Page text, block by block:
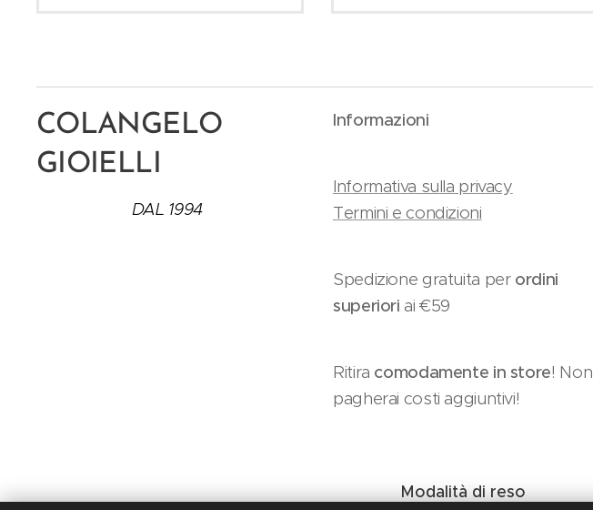
COLANGELO
GIOIELLI
DAL 1994
Informazioni
Informativa sulla privacy
Termini e condizioni
Spedizione gratuita perordini
superiori ai €59
Ritira comodamente in store! Non
pagherai costi aggiuntivi!
Modalità di reso